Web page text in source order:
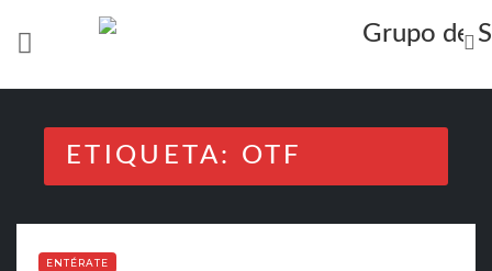
ETIQUETA: OTF
ENTÉRATE